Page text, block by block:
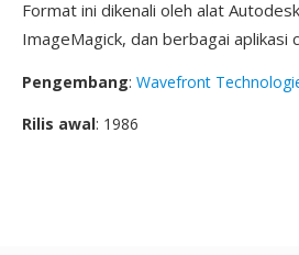
Format ini dikenali oleh alat
ImageMagick, dan berbagai aplikasi
Pengembang: Wavefront
Rilis awal: 1986